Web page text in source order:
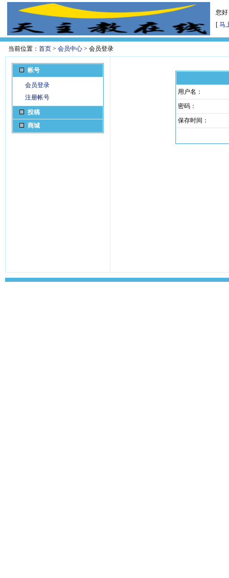
您
[ 马
当前位置： 首页 > 会员中心 > 会员登录
帐号
会员登录
注册帐号
投稿
商城
用户名：
密码：
保存时间：